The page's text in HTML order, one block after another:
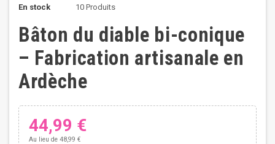
En stock
10 Produits
Bâton du diable bi-conique
– Fabrication artisanale en
Ardèche
44,99 €
Au lieu de 48,99 €